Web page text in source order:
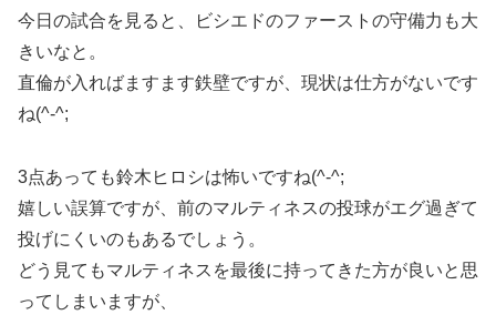
今日の試合を見ると、ビシエドのファーストの守備力も大
きいなと。
直倫が入ればますます鉄壁ですが、現状は仕方がないです
ね(^-^;
3点あっても鈴木ヒロシは怖いですね(^-^;
嬉しい誤算ですが、前のマルティネスの投球がエグ過ぎて
投げにくいのもあるでしょう。
どう見てもマルティネスを最後に持ってきた方が良いと思
ってしまいますが、